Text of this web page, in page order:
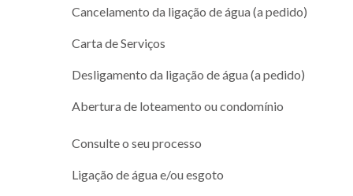
Cancelamento da ligação de água (a pedido)
Carta de Serviços
Desligamento da ligação de água (a pedido)
Abertura de loteamento ou condomínio
Consulte o seu processo
Ligação de água e/ou esgoto